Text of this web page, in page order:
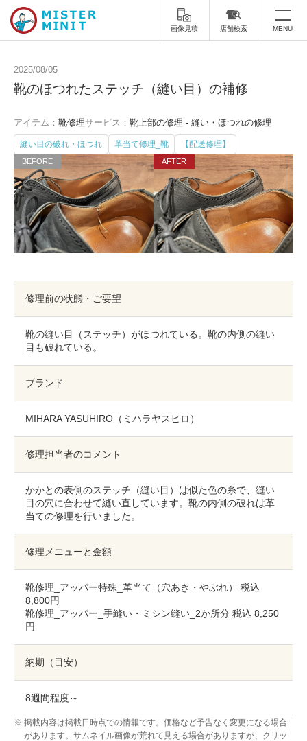
画像見積 店舗検索 MENU
ミスターミニットについて
修理サービス・料金
スーツケース修理 靴修理
スニーカー修理 靴磨き
カバンの修理 時計修理・電池交換
傘修理 合鍵の作製
印鑑・はんこの作製 ダビング
店舗を探す
オンライン修理見積もりサービス（配送修理）
2025/08/05
靴のほつれたステッチ（縫い目）の補修
アイテム： 靴修理サービス： 靴上部の修理 - 縫い・ほつれの修理
縫い目の破れ・ほつれ 革当て修理_靴 【配送修理】
修理前の状態・ご要望
靴の縫い目（ステッチ）がほつれている。靴の内側の縫い
目も破れている。
ブランド
MIHARA YASUHIRO（ミハラヤスヒロ）
修理担当者のコメント
かかとの表側のステッチ（縫い目）は似た色の糸で、縫い
目の穴に合わせて縫い直しています。靴の内側の破れは革
当ての修理を行いました。
修理メニューと金額
靴修理_アッパー特殊_革当て（穴あき・やぶれ） 税込
8,800円
靴修理_アッパー_手縫い・ミシン縫い_2か所分 税込 8,250
円
納期（目安）
8週間程度～
掲載内容は掲載日時点での情報です。価格など予告なく変更になる場合
があります。サムネイル画像が荒れて見える場合がありますが、クリッ